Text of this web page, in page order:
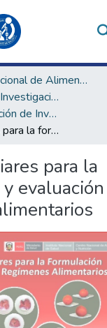
Centro Nacional de Alimentación, Nutrición y Vida Saludable
Subdirección de Investigación y Tecnologías en Alimentación y Vida Saludable
Libro - Subdirección de Investigación y Tecnologías en Alimentación y Vida Saludable
Tablas auxiliares para la formulación y evaluación de regímenes alimentarios
para la